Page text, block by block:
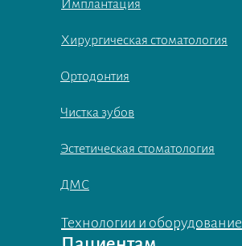
Имплантация
Хирургическая стоматология
Ортодонтия
Чистка зубов
Эстетическая стоматология
ДМС
Технологии и оборудование